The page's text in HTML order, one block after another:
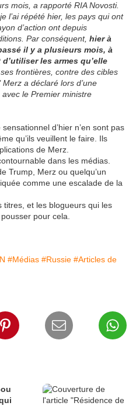
mois, a rapporté RIA Novosti.
l’ai répété hier, les pays qui ont
d’action ont depuis
Par conséquent, hier à
il y a plusieurs mois, à
les armes qu’elle
frontières, contre des cibles
a déclaré lors d’une
le Premier ministre
d’hier n’en sont pas
qu’ils veuillent le faire. Ils
de Merz.
dans les médias.
Trump, Merz ou quelqu’un
comme une escalade de la
titres, et les blogueurs qui les
pour cela.
#Médias #Russie #Articles de